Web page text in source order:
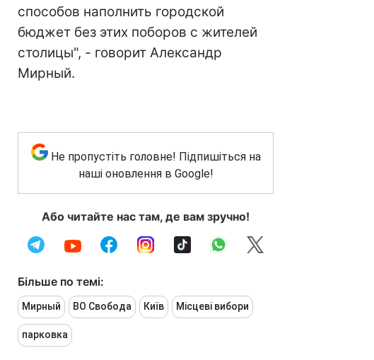
способов наполнить городской
бюджет без этих поборов с жителей
столицы", - говорит Александр
Мирный.
Не пропустіть головне! Підпишіться на
наші оновлення в Google!
Або читайте нас там, де вам зручно!
Більше по темі:
Мирный ВО Свобода Київ Місцеві вибори
парковка